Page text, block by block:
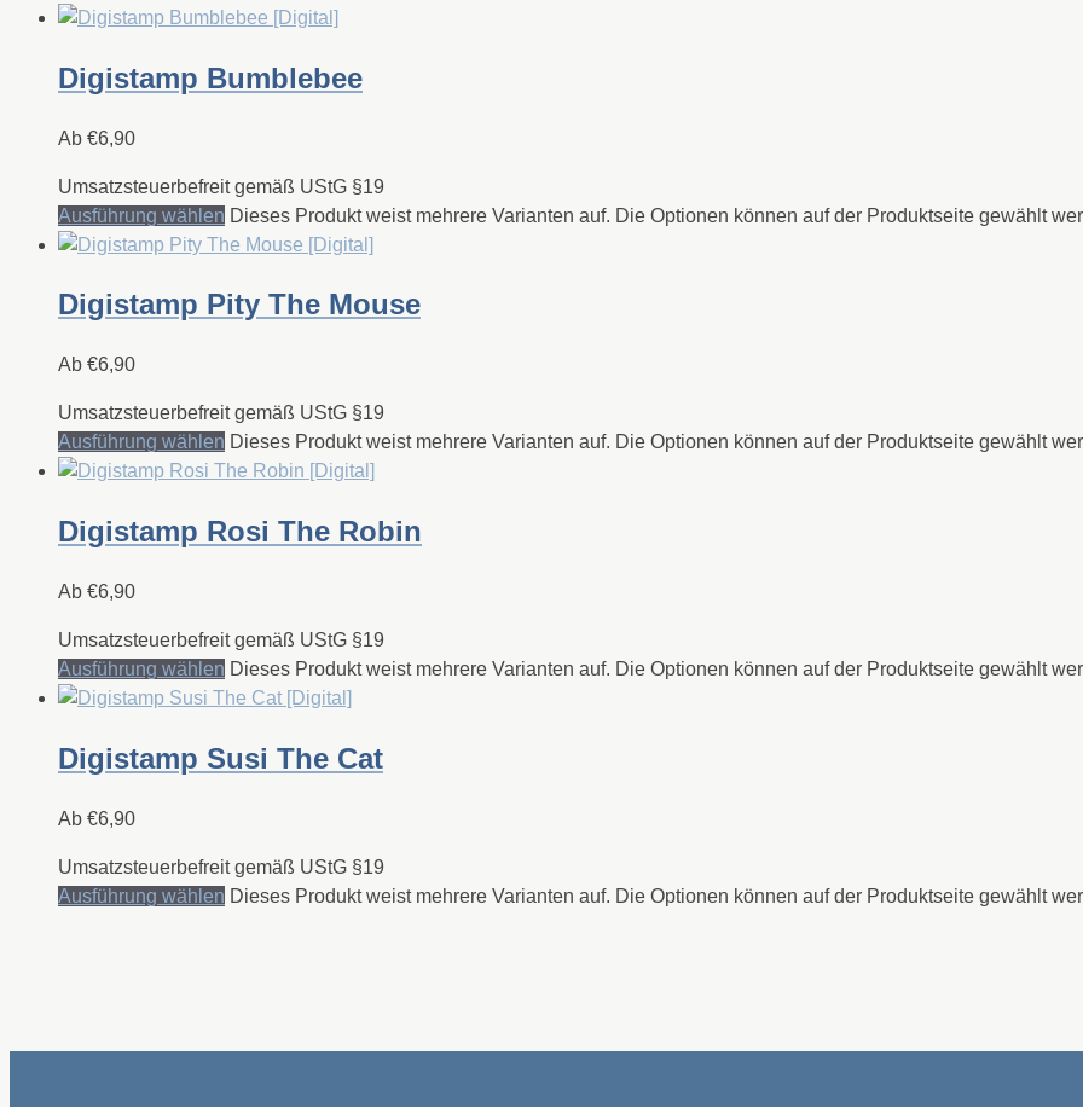
Digistamp Bumblebee
Ab €6,90
Umsatzsteuerbefreit gemäß UStG §19
Ausführung wählen Dieses Produkt weist mehrere Varianten auf. Die Optionen können auf der Produktseite gewählt
Digistamp Pity The Mouse
Ab €6,90
Umsatzsteuerbefreit gemäß UStG §19
Ausführung wählen Dieses Produkt weist mehrere Varianten auf. Die Optionen können auf der Produktseite gewählt
Digistamp Rosi The Robin
Ab €6,90
Umsatzsteuerbefreit gemäß UStG §19
Ausführung wählen Dieses Produkt weist mehrere Varianten auf. Die Optionen können auf der Produktseite gewählt
Digistamp Susi The Cat
Ab €6,90
Umsatzsteuerbefreit gemäß UStG §19
Ausführung wählen Dieses Produkt weist mehrere Varianten auf. Die Optionen können auf der Produktseite gewählt